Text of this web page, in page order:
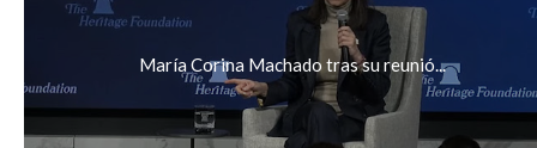
María Corina Machado tras su reunió...